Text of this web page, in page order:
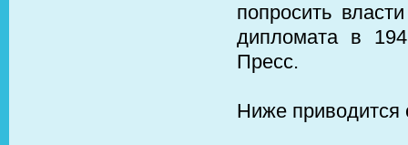
попросить
дипломата в
Пресс.
Ниже